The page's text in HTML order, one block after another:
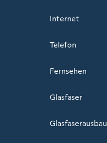
Internet
Telefon
Fernsehen
Glasfaser
Glasfaserausbau